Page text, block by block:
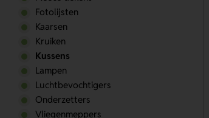
Fotolijsten
Kaarsen
Kruiken
Kussens
Lampen
Luchtbevochtigers
Onderzetters
Vliegenmeppers